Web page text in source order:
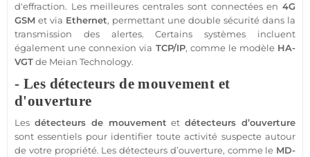
d'effraction. Les meilleures centrales sont connectées en 4G
GSM et via Ethernet, permettant une double sécurité dans la
transmission des alertes. Certains systèmes incluent
également une connexion via TCP/IP, comme le modèle HA-
VGTde Meian Technology.
- Les détecteurs de mouvement et
d'ouverture
Les détecteurs de mouvement etdétecteurs d’ouverture
sont essentiels pour identifier toute activité suspecte autour
de votre propriété. Les détecteurs d’ouverture, comme le MD-